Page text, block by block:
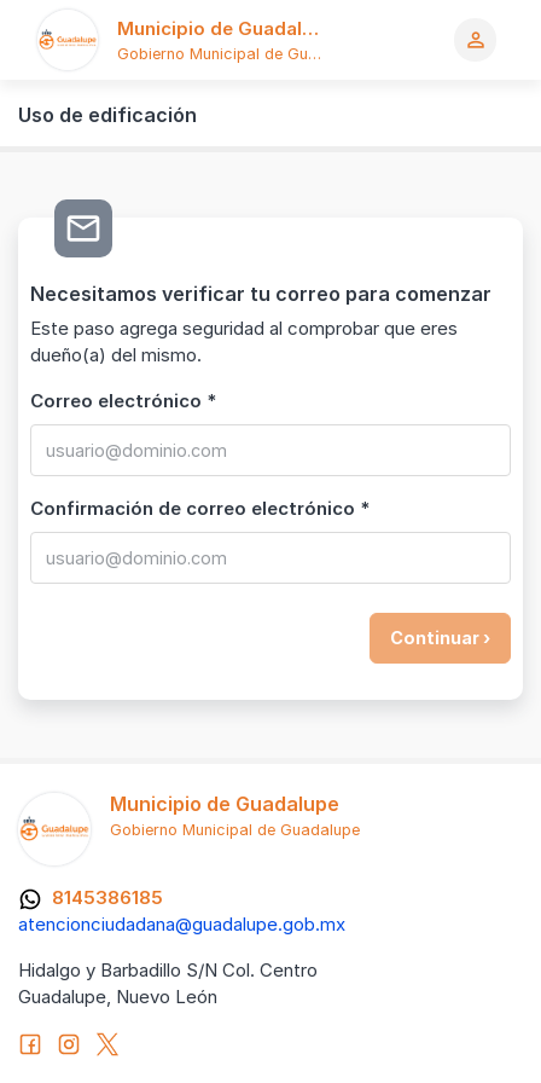
Municipio de Guadalupe
Gobierno Municipal de Guadalupe
person_outline
Uso de edificación
mail_outline
Necesitamos verificar tu correo para comenzar
Este paso agrega seguridad al comprobar que eres
dueño(a) del mismo.
Correo electrónico *
Confirmación de correo electrónico *
Municipio de Guadalupe
Gobierno Municipal de Guadalupe
8145386185
atencionciudadana@guadalupe.gob.mx
Hidalgo y Barbadillo S/N Col. Centro
Guadalupe, Nuevo León